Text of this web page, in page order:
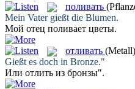
поливать
Mein Vater gießt die Blumen.
Мой отец поливает цветы.
отливать (Metall)
Gießt es doch in Bronze."
Или отлить из бронзы".